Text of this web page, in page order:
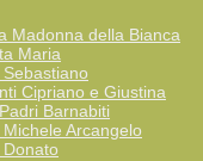
Madonna della Bianca
Maria
Cipriano e Giustina
Barnabiti
Arcangelo